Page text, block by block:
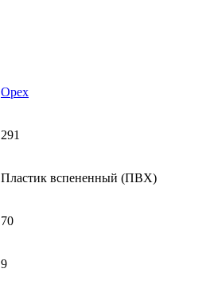
Орех
291
Пластик вспененный (ПВХ)
70
9